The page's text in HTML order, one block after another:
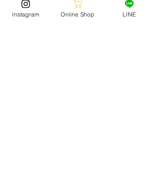
ジャックオーシャンスポーツ静波店
ジャックボードヤード静波店
Instagram Online Shop LINE